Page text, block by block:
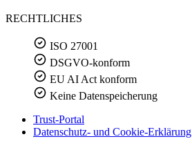
RECHTLICHES
ISO 27001
DSGVO-konform
EU AI Act konform
Keine Datenspeicherung
Trust-Portal
Datenschutz- und Cookie-Erklärung